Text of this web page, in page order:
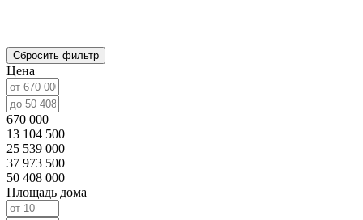
Сбросить фильтр
Цена
670 000
13 104 500
25 539 000
37 973 500
50 408 000
Площадь дома